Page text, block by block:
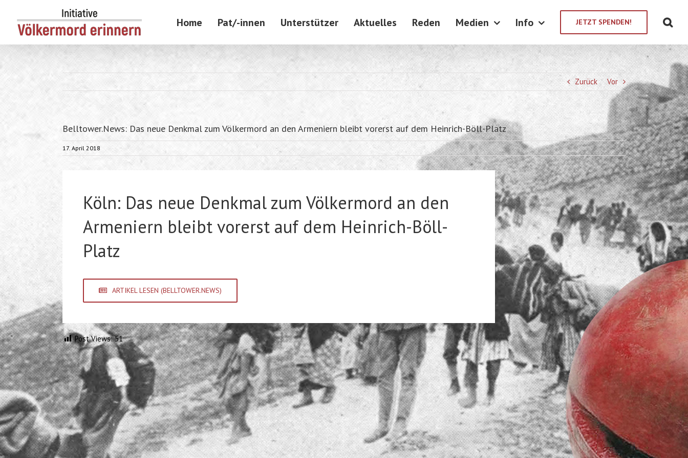
content
Home Pat/-innen Unterstützer Aktuelles Reden Medien Info JETZT SPENDEN!
Zurück Vor
Belltower.News: Das neue Denkmal zum Völkermord an den Armeniern bleibt vorerst auf dem Heinrich-Böll-Platz
17. April 2018
Köln: Das neue Denkmal zum Völkermord an den
Armeniern bleibt vorerst auf dem Heinrich-Böll-
Platz
ARTIKEL LESEN (BELLTOWER.NEWS)
Post Views: 51